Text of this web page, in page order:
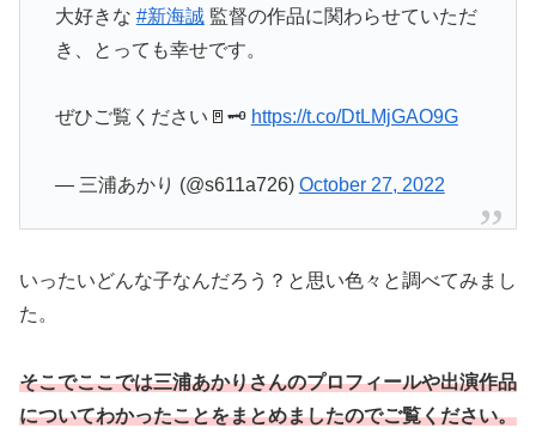
大好きな #新海誠監督の作品に関わらせていただ
き、とっても幸せです。
ぜひご覧ください🚪🗝 https://t.co/DtLMjGAO9G
— 三浦あかり (@s611a726) October 27, 2022
いったいどんな子なんだろう？と思い色々と調べてみまし
た。
そこでここでは三浦あかりさんのプロフィールや出演作品
についてわかったことをまとめましたのでご覧ください。